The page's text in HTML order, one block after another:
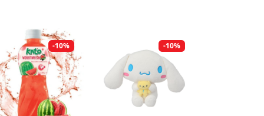
-10% -10%